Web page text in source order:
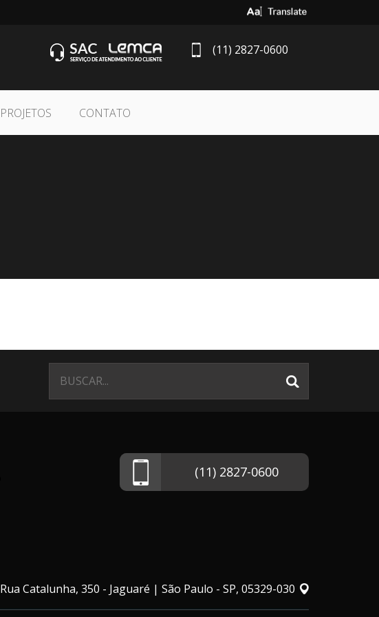
Select Language
(11) 2827-0600
PROJETOS CONTATO
(11) 2827-0600
Rua Catalunha, 350 - Jaguaré | São Paulo - SP, 05329-030